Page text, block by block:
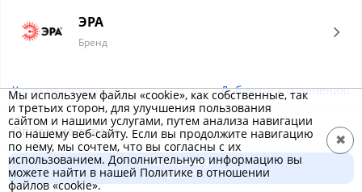
ЭРА
Бренд
Характеристики Добавить к сравнению
Описание товара
Пылевлагозащищённый LED-светильник IP65 круглой
формы. Оснащён оптико-акустическим датчиком движения.
В корзину
284 ₽
Мы используем файлы «cookie», как собственные, так
и третьих сторон, для улучшения пользования
сайтом и нашими услугами, путем анализа навигации
по нашему веб-сайту. Если вы продолжите навигацию
по нему, мы сочтем, что вы согласны с их
использованием. Дополнительную информацию вы
можете найти в нашей Политике в отношении
файлов «cookie».
✖